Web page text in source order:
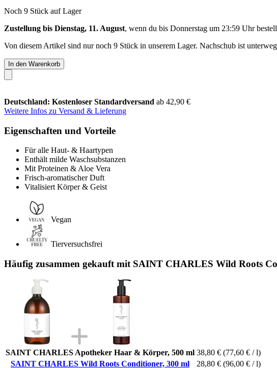
Noch 9 Stück auf Lager
Zustellung bis Dienstag, 11. August, wenn du bis Donnerstag um 23:59 Uhr
Von diesem Artikel sind nur noch 9 Stück in unserem Lager. Nachschub ist
In den Warenkorb
Deutschland: Kostenloser Standardversand ab 42,90 €
Weitere Infos zu Versand & Lieferung
Eigenschaften und Vorteile
Für alle Haut- & Haartypen
Enthält milde Waschsubstanzen
Mit Proteinen & Aloe Vera
Frisch-aromatischer Duft
Vitalisiert Körper & Geist
Vegan
Tierversuchsfrei
Häufig zusammen gekauft mit SAINT CHARLES Wild Roots
SAINT CHARLES Apotheker Haar & Körper, 500 ml 38,80 € (77,60 € / l)
SAINT CHARLES Wild Roots Conditioner, 300 ml
28,80 € (96,00 € / l)